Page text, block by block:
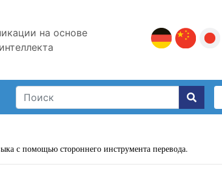
на основе
с помощью стороннего инструмента перевода.